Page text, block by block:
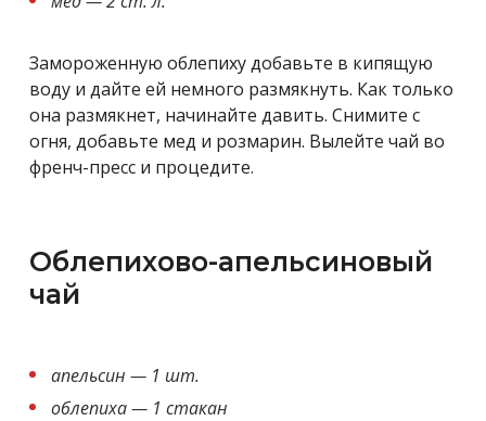
Замороженную облепиху добавьте в кипящую
воду и дайте ей немного размякнуть. Как только
она размякнет, начинайте давить. Снимите с
огня, добавьте мед и розмарин. Вылейте чай во
френч-пресс и процедите.
Облепихово-апельсиновый
чай
апельсин — 1 шт.
облепиха — 1 стакан